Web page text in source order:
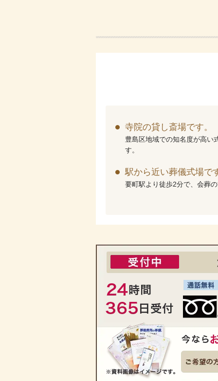
寺院の貸し斎場です。
豊島区地域での知名度が高い
す。
駅から近い葬儀式場で
要町駅より徒歩2分で、会葬